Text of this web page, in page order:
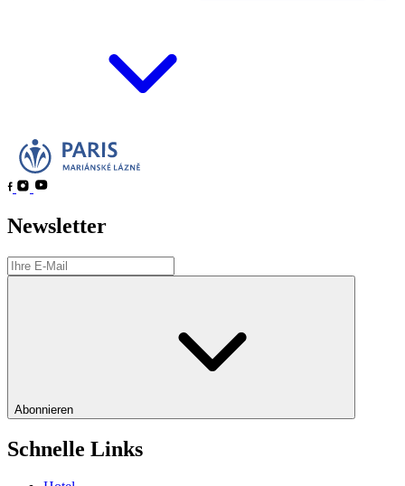
Newsletter
Abonnieren
Schnelle Links